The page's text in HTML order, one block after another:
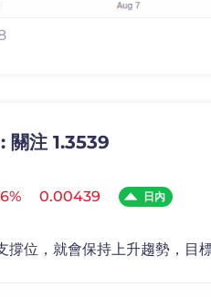
關注 1.3539
0.00439 日內
撐位，就會保持上升趨勢，目